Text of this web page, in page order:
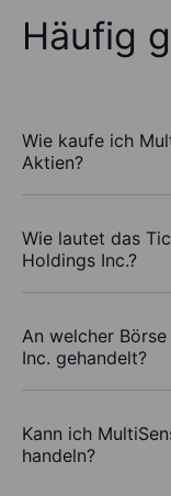
Häufig
Wie kaufe ich
Aktien?
Wie lautet das
Holdings Inc.?
An welcher
Inc. gehandelt?
Kann ich
handeln?